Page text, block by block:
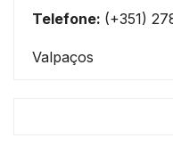
Telefone: (+351)
Valpaços